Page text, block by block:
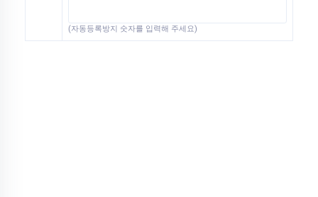
(자동등록방지 숫자를 입력해 주세요)